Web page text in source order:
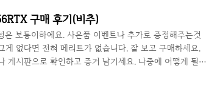
구매 후기(비추)
보통이하에요. 사은품 이벤트나 추가로 증정해주는것
게 없다면 전혀 메리트가 없습니다. 잘 보고 구매하세요.
게시판으로 확인하고 증거 남기세요. 나중에 어떻게 될지
이 안 통하는 프리플로우에서 절대 사지마세요